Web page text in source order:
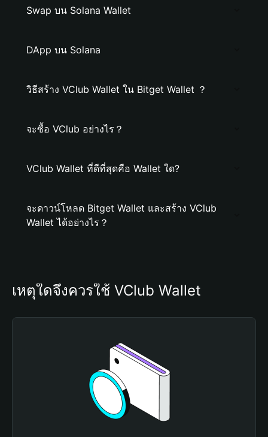
Swap บน Solana Wallet
DApp บน Solana
วิธีสร้าง VClub Wallet ใน Bitget Wallet ？
จะซื้อ VClub อย่างไร？
VClub Wallet ที่ดีที่สุดคือ Wallet ใด?
จะดาวน์โหลด Bitget Wallet และสร้าง VClub
Wallet ได้อย่างไร？
เหตุใดจึงควรใช้ VClub Wallet